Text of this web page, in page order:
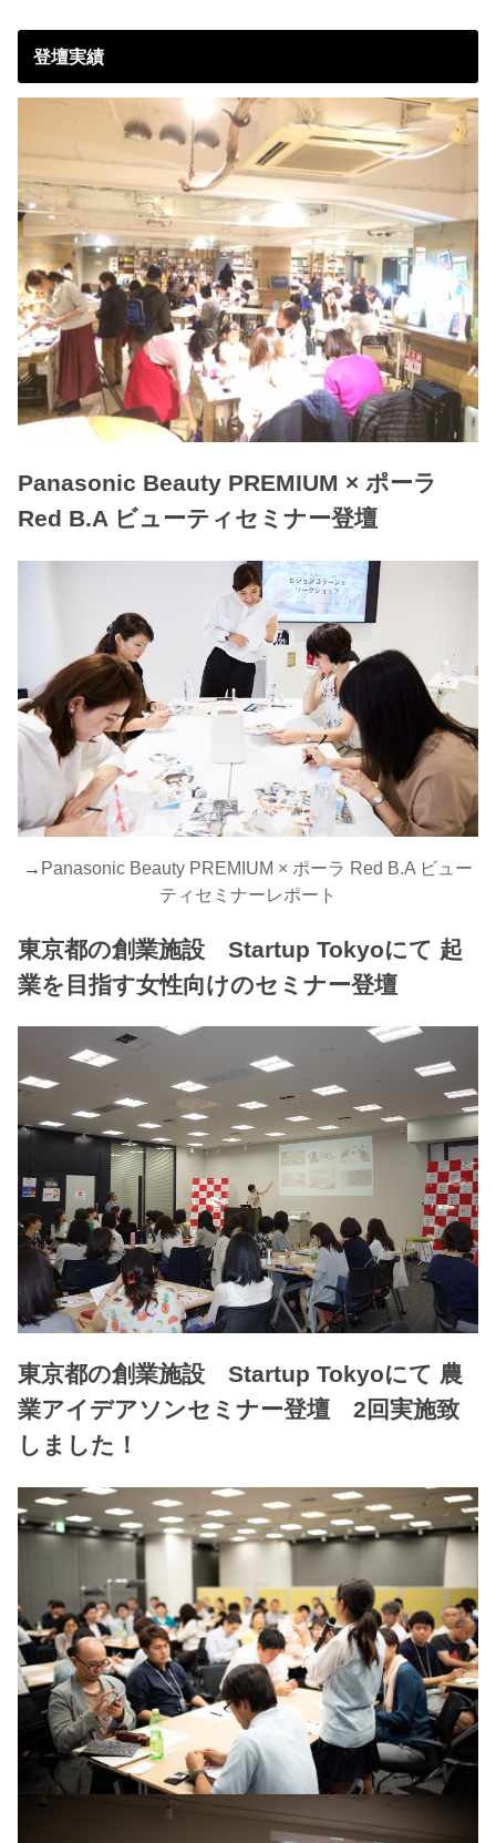
登壇実績
Panasonic Beauty PREMIUM × ポーラ
Red B.A ビューティセミナー登壇
→ Panasonic Beauty PREMIUM × ポーラ Red B.A ビュー
ティセミナーレポート
東京都の創業施設 Startup Tokyoにて 起
業を目指す女性向けのセミナー登壇
東京都の創業施設 Startup Tokyoにて 農
業アイデアソンセミナー登壇 2回実施致
しました！